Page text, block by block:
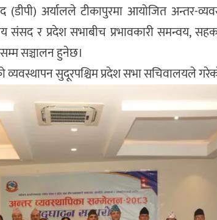
(डीपी) अर्यालले टीकापुरमा आयोजित अन्तर-
संसद र प्रदेश सभाबीच प्रभावकारी समन्वय,
सञ्चालन हुनेछ।
व्यवस्थापन सुदूरपश्चिम प्रदेश सभा सचिवालयले